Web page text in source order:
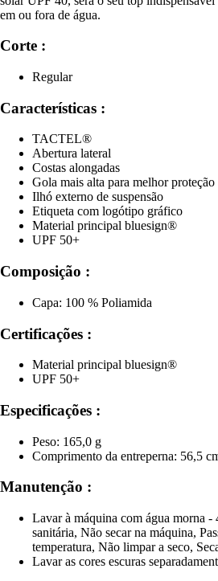
em ou fora de água.
Corte :
Regular
Características :
TACTEL®
Abertura lateral
Costas alongadas
Gola mais alta para melhor proteção
Ilhó externo de suspensão
Etiqueta com logótipo gráfico
Material principal bluesign®
UPF 50+
Composição :
Capa: 100 % Poliamida
Certificações :
Material principal bluesign®
UPF 50+
Especificações :
Peso: 165,0 g
Comprimento da entreperna: 56,5
Manutenção :
Lavar à máquina com água morna -
sanitária, Não secar na máquina,
temperatura, Não limpar a seco,
Lavar as cores escuras